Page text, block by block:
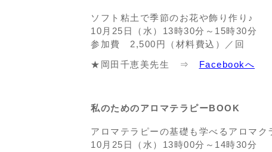
ソフト粘土で季節のお花や飾り作り♪
10月25日（水）13時30分～15時30分
参加費 2,500円（材料費込）／回
★岡田千恵美先生 ⇒ Facebookへ
私のためのアロマテラピーBOOK
アロマテラピーの基礎も学べるアロマク
10月25日（水）13時00分～14時30分